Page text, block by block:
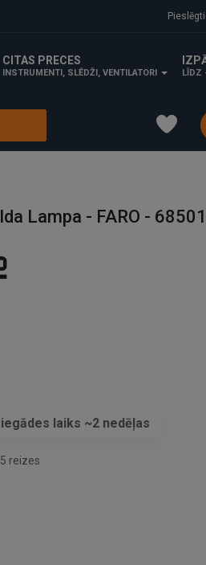
CITAS PRECES
INSTRUMENTI, SLĒDŽI, VENTILATORI LĪDZ
Lampa - FARO - 68501
laiks ~2 nedēļas
reizes